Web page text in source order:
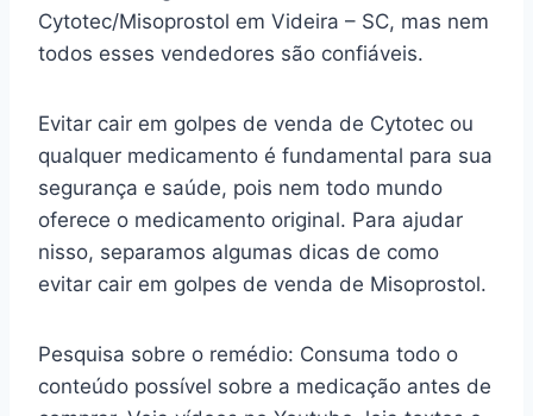
Cytotec/Misoprostol em Videira – SC, mas nem
todos esses vendedores são confiáveis.
Evitar cair em golpes de venda de Cytotec ou
qualquer medicamento é fundamental para sua
segurança e saúde, pois nem todo mundo
oferece o medicamento original. Para ajudar
nisso, separamos algumas dicas de como
evitar cair em golpes de venda de Misoprostol.
Pesquisa sobre o remédio: Consuma todo o
conteúdo possível sobre a medicação antes de